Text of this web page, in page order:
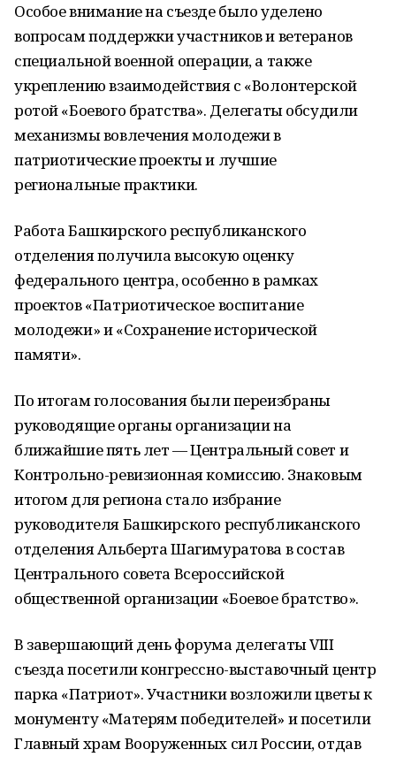
Особое внимание на съезде было уделено
вопросам поддержки участников и ветеранов
специальной военной операции, а также
укреплению взаимодействия с «Волонтерской
ротой «Боевого братства». Делегаты обсудили
механизмы вовлечения молодежи в
патриотические проекты и лучшие
региональные практики.
Работа Башкирского республиканского
отделения получила высокую оценку
федерального центра, особенно в рамках
проектов «Патриотическое воспитание
молодежи» и «Сохранение исторической
памяти».
По итогам голосования были переизбраны
руководящие органы организации на
ближайшие пять лет — Центральный совет и
Контрольно-ревизионная комиссию. Знаковым
итогом для региона стало избрание
руководителя Башкирского республиканского
отделения Альберта Шагимуратова в состав
Центрального совета Всероссийской
общественной организации «Боевое братство».
В завершающий день форума делегаты VIII
съезда посетили конгрессно-выставочный центр
парка «Патриот». Участники возложили цветы к
монументу «Матерям победителей» и посетили
Главный храм Вооруженных сил России, отдав